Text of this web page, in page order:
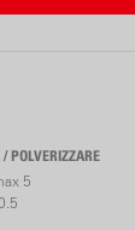
POLVERIZZARE
5